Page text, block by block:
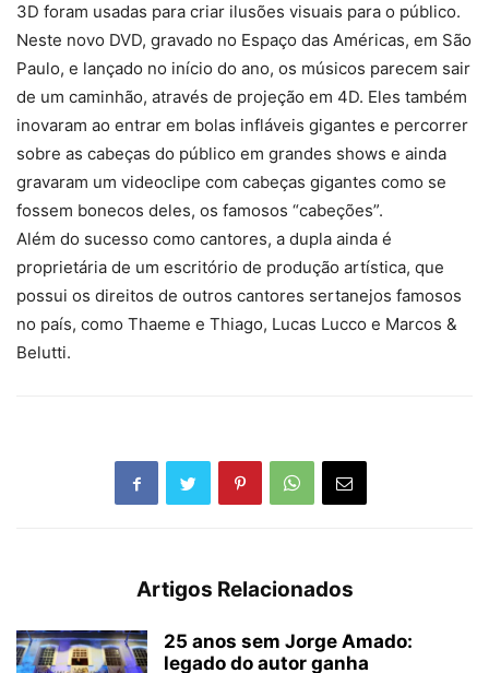
3D foram usadas para criar ilusões visuais para o público.
Neste novo DVD, gravado no Espaço das Américas, em São
Paulo, e lançado no início do ano, os músicos parecem sair
de um caminhão, através de projeção em 4D. Eles também
inovaram ao entrar em bolas infláveis gigantes e percorrer
sobre as cabeças do público em grandes shows e ainda
gravaram um videoclipe com cabeças gigantes como se
fossem bonecos deles, os famosos “cabeções”.
Além do sucesso como cantores, a dupla ainda é
proprietária de um escritório de produção artística, que
possui os direitos de outros cantores sertanejos famosos
no país, como Thaeme e Thiago, Lucas Lucco e Marcos &
Belutti.
Artigos Relacionados
25 anos sem Jorge Amado:
legado do autor ganha